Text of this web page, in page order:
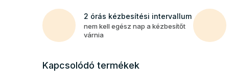
2 órás kézbesítési intervallum
nem kell egész nap a kézbesítőt
várnia
Kapcsolódó termékek